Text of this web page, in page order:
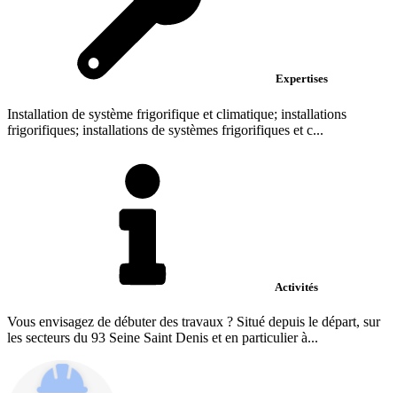
Expertises
Installation de système frigorifique et climatique; installations
frigorifiques; installations de systèmes frigorifiques et c...
Activités
Vous envisagez de débuter des travaux ? Situé depuis le départ, sur
les secteurs du 93 Seine Saint Denis et en particulier à...